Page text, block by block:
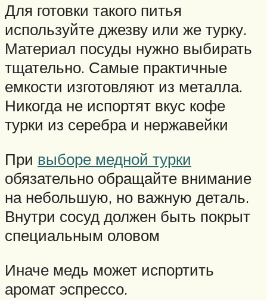
Для готовки такого питья
используйте джезву или же турку.
Материал посуды нужно выбирать
тщательно. Самые практичные
емкости изготовляют из металла.
Никогда не испортят вкус кофе
турки из серебра и нержавейки
При выборе медной турки
обязательно обращайте внимание
на небольшую, но важную деталь.
Внутри сосуд должен быть покрыт
специальным оловом
Иначе медь может испортить
аромат эспрессо.